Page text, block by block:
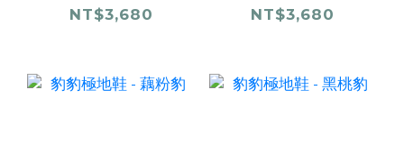
NT$3,680 NT$3,680